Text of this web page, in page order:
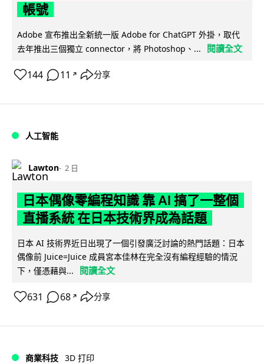
帳號
Adobe 宣布推出全新統一版 Adobe for ChatGPT 外掛，取代
去年推出三個獨立 connector，將 Photoshop、...
閱讀全文
144 11 ↗ 分享
人工智能
Lawton 2 日
日本偶像零編程知識 靠 AI 搞了一整個
直播系統 在日本技術界成為話題
日本 AI 技術界近日出現了一個引發廣泛討論的熱門話題：日本
偶像前 Juice=Juice 成員宮本佳林在完全沒有編程經驗的情況
下，僅憑藉與...
閱讀全文
631 68 ↗ 分享
商業科技 3D 打印